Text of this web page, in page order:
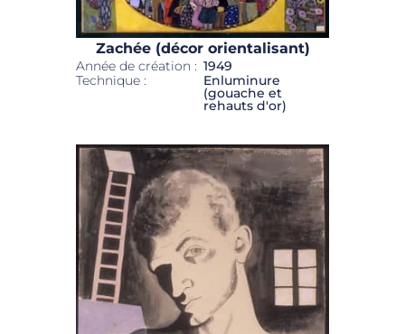
Zachée (décor orientalisant)
Année de création : 1949
Technique :
Enluminure
(gouache et
rehauts d'or)